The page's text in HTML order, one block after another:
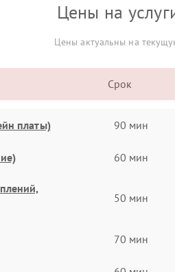
Цены на
Цены актуальны на
Срок
платы) 90 мин
60 мин
50 мин
70 мин